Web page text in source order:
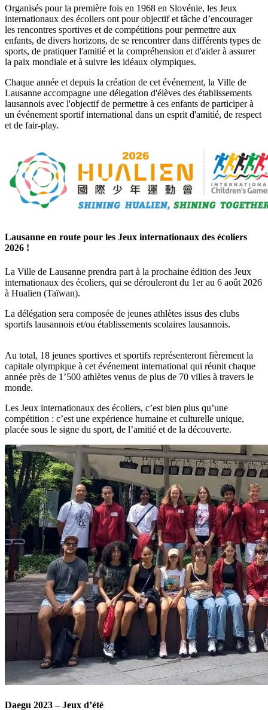
Organisés pour la première fois en 1968 en Slovénie, les Jeux
internationaux des écoliers ont pour objectif et tâche d’encourager
les rencontres sportives et de compétitions pour permettre aux
enfants, de divers horizons, de se rencontrer dans différents types de
sports, de pratiquer l'amitié et la compréhension et d'aider à assurer
la paix mondiale et à suivre les idéaux olympiques.
Chaque année et depuis la création de cet événement, la Ville de
Lausanne accompagne une délegation d'élèves des établissements
lausannois avec l'objectif de permettre à ces enfants de participer à
un événement sportif international dans un esprit d'amitié, de respect
et de fair-play.
Lausanne en route pour les Jeux internationaux des écoliers
2026 !
La Ville de Lausanne prendra part à la prochaine édition des Jeux
internationaux des écoliers, qui se dérouleront du 1er au 6 août 2026
à Hualien (Taïwan).
La délégation sera composée de jeunes athlètes issus des clubs
sportifs lausannois et/ou établissements scolaires lausannois.
Au total, 18 jeunes sportives et sportifs représenteront fièrement la
capitale olympique à cet événement international qui réunit chaque
année près de 1’500 athlètes venus de plus de 70 villes à travers le
monde.
Les Jeux internationaux des écoliers, c’est bien plus qu’une
compétition : c’est une expérience humaine et culturelle unique,
placée sous le signe du sport, de l’amitié et de la découverte.
Daegu 2023 – Jeux d’été